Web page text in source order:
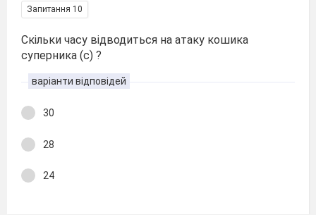
Запитання 10
Скільки часу відводиться на атаку кошика
суперника (с) ?
варіанти відповідей
30
28
24